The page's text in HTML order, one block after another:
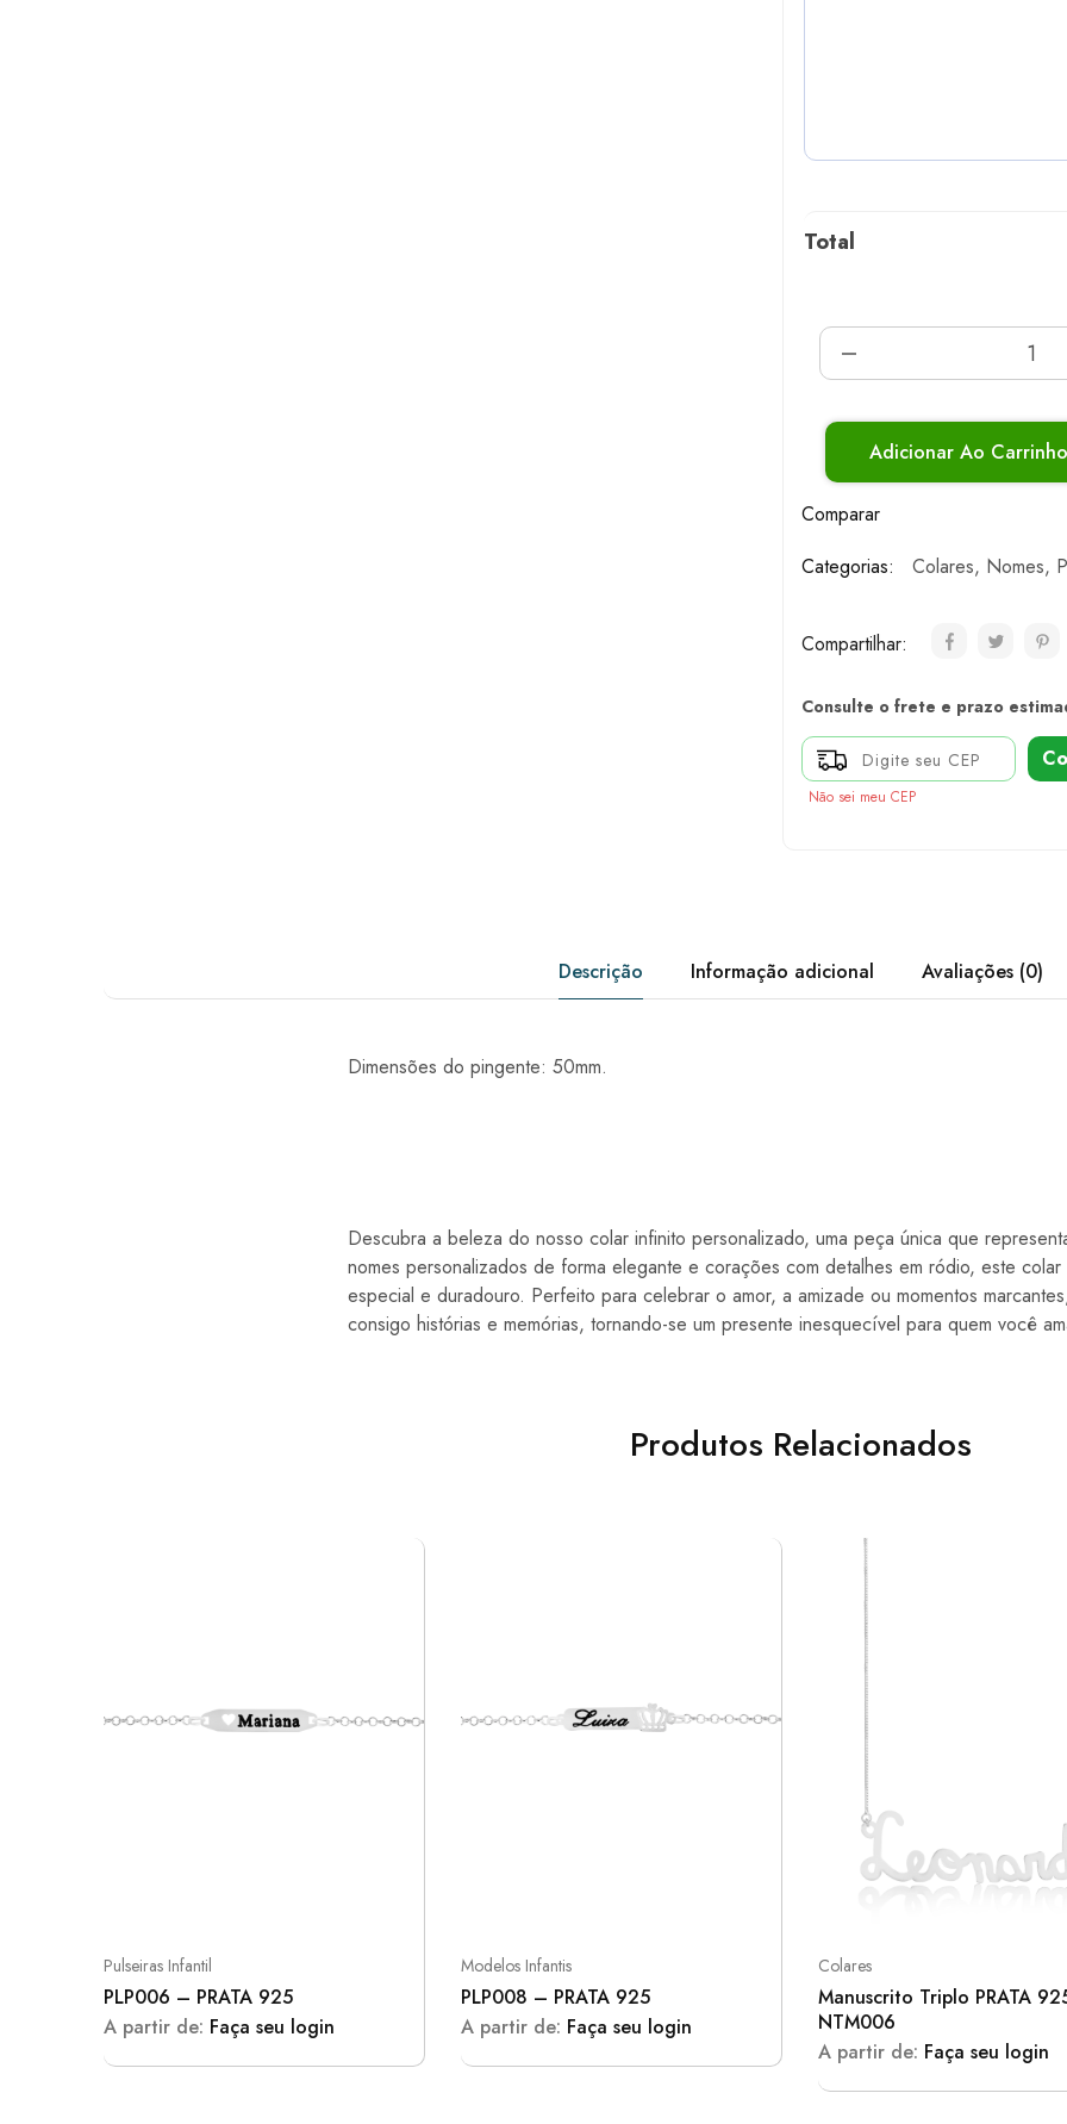
Total
Adicionar Ao
Comparar
Categorias:
Colares, Nomes,
Compartilhar:
Consulte o frete e prazo
Não sei meu CEP
Descrição Informação adicional Avaliações (0)
Dimensões do pingente: 50mm.
Descubra a beleza do nosso colar infinito personalizado, uma peça única que
nomes personalizados de forma elegante e corações com detalhes em ródio, este colar
especial e duradouro. Perfeito para celebrar o amor, a amizade ou momentos
consigo histórias e memórias, tornando-se um presente inesquecível para quem você
Produtos Relacionados
Pulseiras Infantil
PLP006 – PRATA 925
A partir de: Faça seu login
Modelos Infantis
PLP008 – PRATA 925
A partir de: Faça seu login
Colares
Manuscrito Triplo PRATA
NTM006
A partir de: Faça seu login